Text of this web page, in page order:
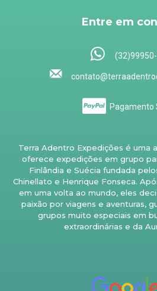
Entre em
Pagamento
Terra Adentro Expedições é uma
oferece expedições em grupo
Finlândia e Suécia fundada
Chinellato e Henrique Fonseca.
em uma volta ao mundo, eles
paixão por viagens e aventuras,
grupos muito especiais em
extraordinárias e da